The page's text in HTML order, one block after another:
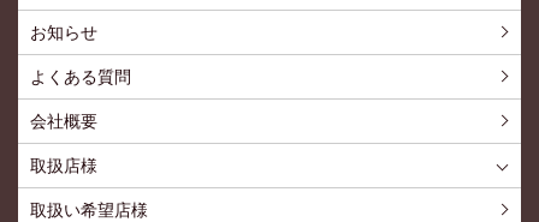
お知らせ
よくある質問
会社概要
取扱店様
取扱い希望店様